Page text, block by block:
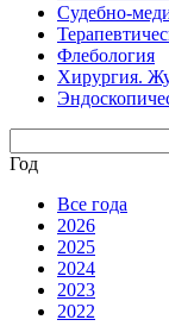
Судебно-
Флебология
Хирургия.
Год
Все года
2026
2025
2024
2023
2022